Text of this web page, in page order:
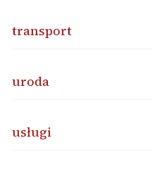
transport
uroda
usługi